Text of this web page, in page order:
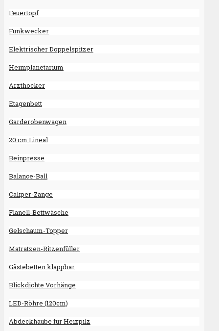
Feuertopf
Funkwecker
Elektrischer Doppelspitzer
Heimplanetarium
Arzthocker
Etagenbett
Garderobenwagen
20 cm Lineal
Beinpresse
Balance-Ball
Caliper-Zange
Flanell-Bettwäsche
Gelschaum-Topper
Matratzen-Ritzenfüller
Gästebetten klappbar
Blickdichte Vorhänge
LED-Röhre (120cm)
Abdeckhaube für Heizpilz